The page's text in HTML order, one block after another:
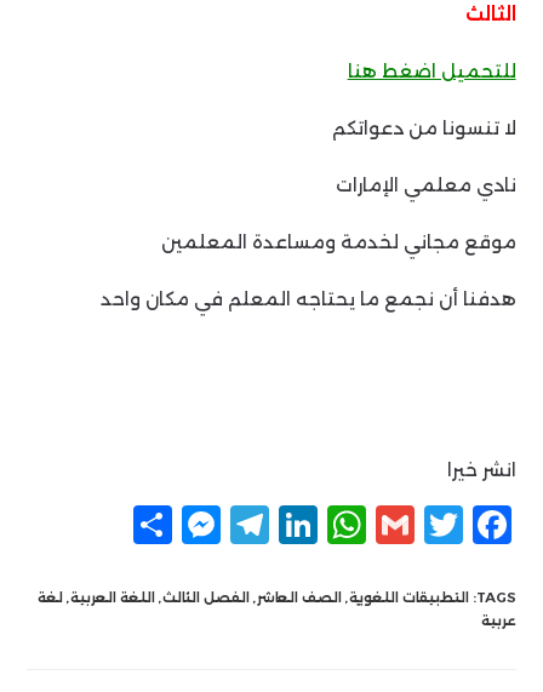
الثالث
للتحميل اضغط هنا
لا تنسونا من دعواتكم
نادي معلمي الإمارات
موقع مجاني لخدمة ومساعدة المعلمين
هدفنا أن نجمع ما يحتاجه المعلم في مكان واحد
انشر خيرا
F
c
T
itt
G
ai
W
at
Li
k
T
e
M
ss ر
TAGS: التطبيقات اللغوية, الصف العاشر, الفصل الثالث, اللغة العربية, لغة
عربية